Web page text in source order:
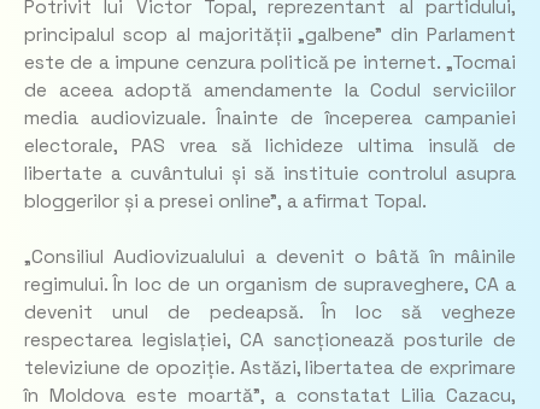
Potrivit lui Victor Topal, reprezentant al partidului,
principalul scop al majorității „galbene” din Parlament
este de a impune cenzura politică pe internet. „Tocmai
de aceea adoptă amendamente la Codul serviciilor
media audiovizuale. Înainte de începerea campaniei
electorale, PAS vrea să lichideze ultima insulă de
libertate a cuvântului și să instituie controlul asupra
bloggerilor și a presei online”, a afirmat Topal.
„Consiliul Audiovizualului a devenit o bâtă în mâinile
regimului. În loc de un organism de supraveghere, CA a
devenit unul de pedeapsă. În loc să vegheze
respectarea legislației, CA sancționează posturile de
televiziune de opoziție. Astăzi, libertatea de exprimare
în Moldova este moartă”, a constatat Lilia Cazacu,